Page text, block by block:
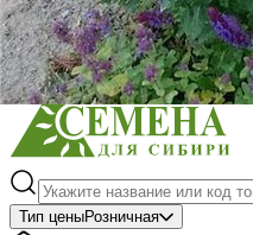
Средства защиты,
Обустройство сада, декор
Тип ценыРозничная